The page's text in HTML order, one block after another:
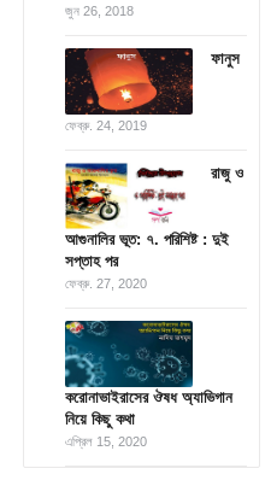
জুন 26, 2018
ফানুস
ফেব্রু. 24, 2019
রাজু ও
আগুনালির ভূত: ৭. পরিশিষ্ট : দুই
সপ্তাহ পর
ফেব্রু. 27, 2020
করোনাভাইরাসের ঔষধ অ্যাভিগান
নিয়ে কিছু কথা
এপ্রিল 15, 2020